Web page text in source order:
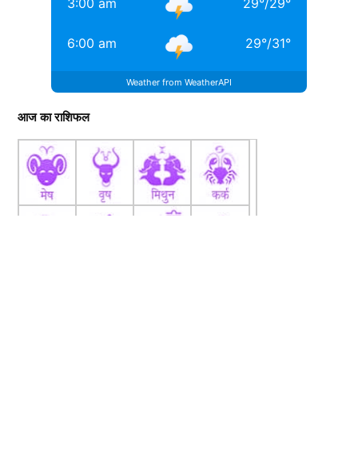
3:00 am 29°/29°
6:00 am 29°/31°
Weather from WeatherAPI
आज का राशिफल